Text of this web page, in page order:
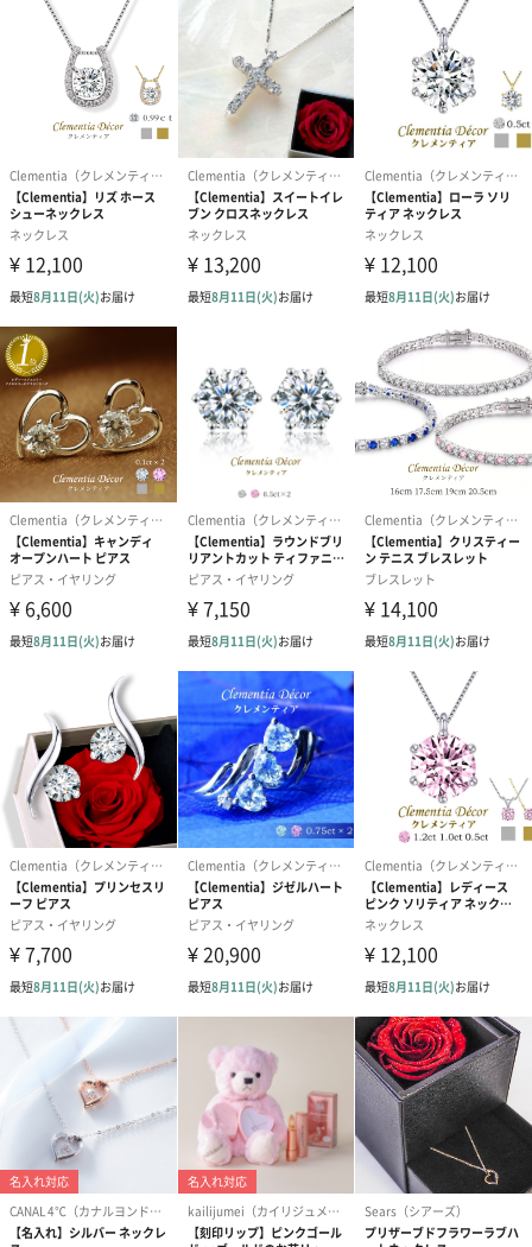
便利なスライドアジャスタチェーン
他店ではオプション料金のかかるスライドアジャスタチェーンを
標準仕様としています。 長さ調節が自由自在で、ネックレスをつ
けたままでも調節可能です。
最高級品質
金属アレルギー対応
当店のジュエリーはニッケル、コバルト、クロムなどの金属アレ
ルギー対応をしております。※すべての方にアレルギーが起きな
いことを保証するものではありません。
大切な方への贈り物として
プロヴァンスローズラッピング
最高級のプリザーブドフラワーを使用したオリジナルのジュエリ
ーケースに入れてお届けします。サプライズにぴったりの豪華な
装飾です。大切な方への贈り物としていかがですか？
プリザーブドフラワーボックスラッピング
大切な方に贈る特別なプレゼントには、プリザーブドフラワーの
アレンジメントにジュエリーケースをセットした華やかなラッピ
ングはいかがですか？
造花やイミテーションを一切使用せず、すべてプリザーブドフラ
ワーでアレンジした最高級のフラワーギフトボックスです。
無料ラッピング
お揃いのピアスはこちら